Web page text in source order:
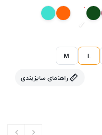
M L
راهنمای سایزبندی